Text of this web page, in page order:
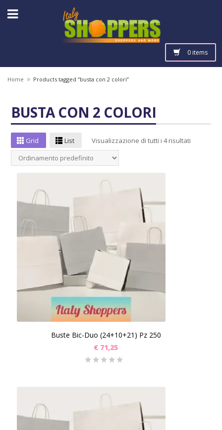
0 items
Home » Products tagged “busta con 2 colori”
BUSTA CON 2 COLORI
Grid List Visualizzazione di tutti i 4 risultati
Buste Bic-Duo (24+10+21) Pz 250
€ 71,25